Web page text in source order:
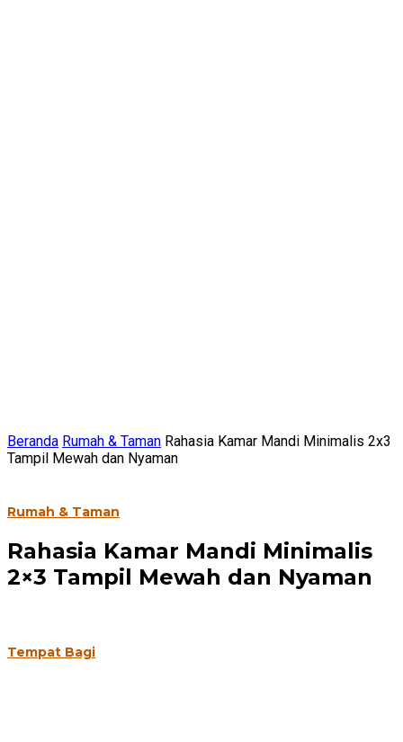
Beranda Rumah & Taman Rahasia Kamar Mandi Minimalis 2x3
Tampil Mewah dan Nyaman
Rumah & Taman
Rahasia Kamar Mandi Minimalis
2×3 Tampil Mewah dan Nyaman
Tempat Bagi